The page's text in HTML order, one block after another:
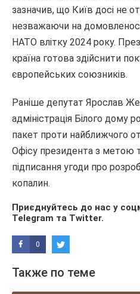
зазначив, що Київ досі не
незважаючи на
НАТО влітку 2024 року.
країна готова здійснити
європейських союзників.
Раніше депутат Ярослав
адміністрація Білого дому
пакет проти найближчого
Офісу президента з метою
підписання угоди про
копалин.
Приєднуйтесь до нас у
Telegram та Twitter.
0
Также по теме